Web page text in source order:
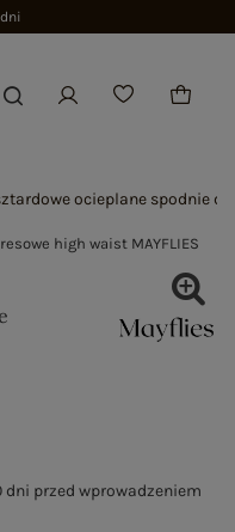
ocieplane spodnie
przed wprowadzeniem